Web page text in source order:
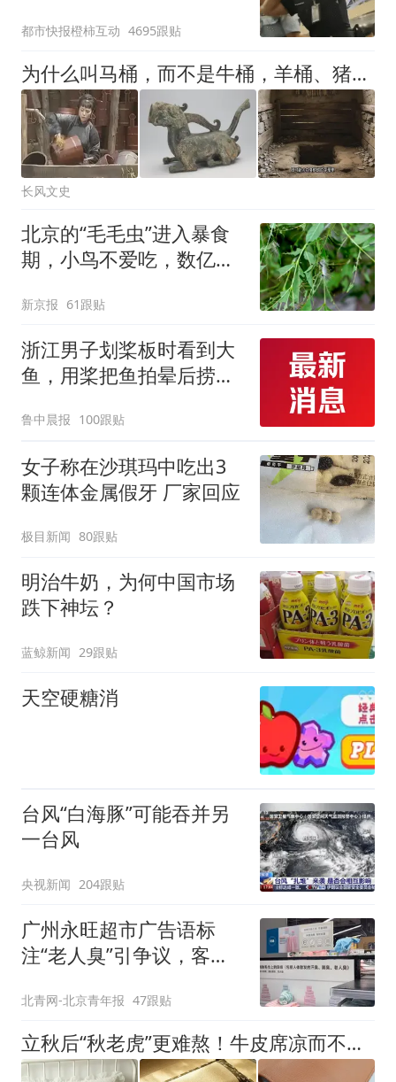
拒绝登机决定由航司作
出；亲历者：曾承诺免费
改签但没兑现
都市快报橙柿互动 4695跟贴
为什么叫马桶，而不是牛桶，羊桶、猪桶？
长风文史
北京的“毛毛虫”进入暴食
期，小鸟不爱吃，数亿头
新京报 61跟贴
浙江男子划桨板时看到大
鱼，用桨把鱼拍晕后捞
两，做成红烧辣子鱼块，
味道很好
鲁中晨报 100跟贴
女子称在沙琪玛中吃出3
颗连体金属假牙 厂家回应
极目新闻 80跟贴
明治牛奶，为何中国市场
跌下神坛？
蓝鲸新闻 29跟贴
天空硬糖消
台风“白海豚”可能吞并另
一台风
央视新闻 204跟贴
广州永旺超市广告语标
注“老人臭”引争议，客服
北青网-北京青年报 47跟贴
立秋后“秋老虎”更难熬！牛皮席凉而不冰，双面凉席随心切换，老粗布干爽不黏，总有一款让全家睡个安稳觉